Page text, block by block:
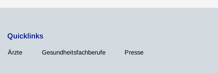
Quicklinks
Ärzte Gesundheitsfachberufe Presse